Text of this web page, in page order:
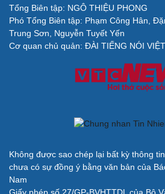
Cải chính
Tổng Biên tập: NGÔ THIỆU PHONG
Phó Tổng Biên tập: Phạm Công Hân,
Trung Sơn, Nguyễn Tuyết Yến
Cơ quan chủ quản: ĐÀI TIẾNG NÓI
Không được sao chép lại bất kỳ thông
chưa có sự đồng ý bằng văn bản của
Nam